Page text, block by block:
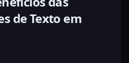
de Texto em